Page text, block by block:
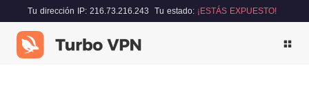
Tu dirección IP: 216.73.216.243 Tu estado: ¡ESTÁS EXPUESTO!